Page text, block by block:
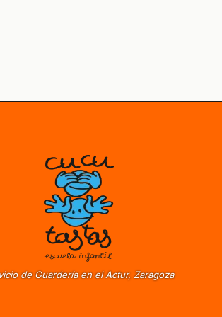
de Guardería en el Actur, Zaragoza